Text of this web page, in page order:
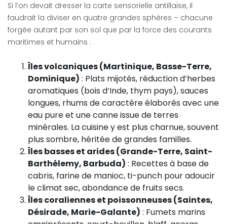
Si l’on devait dresser la carte sensorielle antillaise, il
faudrait la diviser en quatre grandes sphères – chacune
forgée autant par son sol que par la force des courants
maritimes et humains :
Îles volcaniques (Martinique, Basse-Terre,
Dominique) : Plats mijotés, réduction d’herbes
aromatiques (bois d’Inde, thym pays), sauces
longues, rhums de caractère élaborés avec une
eau pure et une canne issue de terres
minérales. La cuisine y est plus charnue, souvent
plus sombre, héritée de grandes familles.
Îles basses et arides (Grande-Terre, Saint-
Barthélemy, Barbuda) : Recettes à base de
cabris, farine de manioc, ti-punch pour adoucir
le climat sec, abondance de fruits secs.
Îles coraliennes et poissonneuses (Saintes,
Désirade, Marie-Galante) : Fumets marins